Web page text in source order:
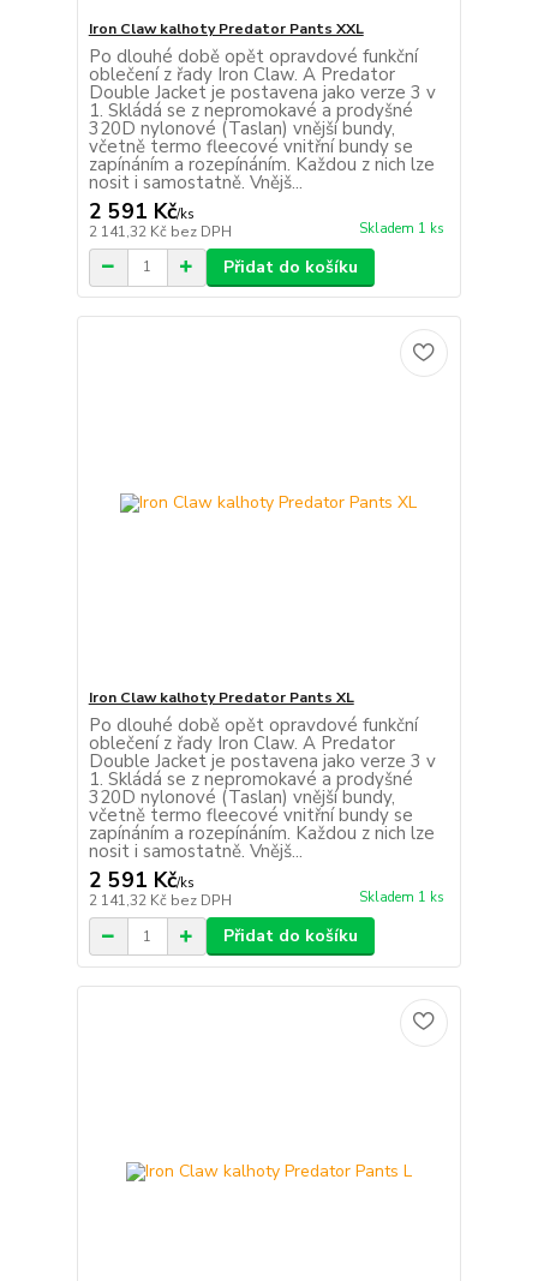
Iron Claw kalhoty Predator Pants XXL
Po dlouhé době opět opravdové funkční
oblečení z řady Iron Claw. A Predator
Double Jacket je postavena jako verze 3 v
1. Skládá se z nepromokavé a prodyšné
320D nylonové (Taslan) vnější bundy,
včetně termo fleecové vnitřní bundy se
zapínáním a rozepínáním. Každou z nich lze
nosit i samostatně. Vnějš...
2 591 Kč/ks
2 141,32 Kč bez DPH Skladem 1 ks
Přidat do košíku
Iron Claw kalhoty Predator Pants XL
Po dlouhé době opět opravdové funkční
oblečení z řady Iron Claw. A Predator
Double Jacket je postavena jako verze 3 v
1. Skládá se z nepromokavé a prodyšné
320D nylonové (Taslan) vnější bundy,
včetně termo fleecové vnitřní bundy se
zapínáním a rozepínáním. Každou z nich lze
nosit i samostatně. Vnějš...
2 591 Kč/ks
2 141,32 Kč bez DPH Skladem 1 ks
Přidat do košíku